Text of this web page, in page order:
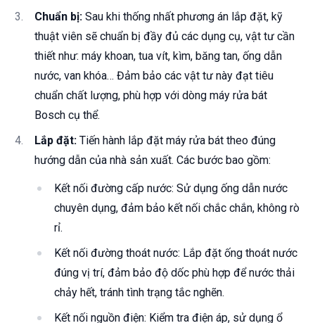
Chuẩn bị: Sau khi thống nhất phương án lắp đặt, kỹ
thuật viên sẽ chuẩn bị đầy đủ các dụng cụ, vật tư cần
thiết như: máy khoan, tua vít, kìm, băng tan, ống dẫn
nước, van khóa… Đảm bảo các vật tư này đạt tiêu
chuẩn chất lượng, phù hợp với dòng máy rửa bát
Bosch cụ thể.
Lắp đặt: Tiến hành lắp đặt máy rửa bát theo đúng
hướng dẫn của nhà sản xuất. Các bước bao gồm:
Kết nối đường cấp nước: Sử dụng ống dẫn nước
chuyên dụng, đảm bảo kết nối chắc chắn, không rò
rỉ.
Kết nối đường thoát nước: Lắp đặt ống thoát nước
đúng vị trí, đảm bảo độ dốc phù hợp để nước thải
chảy hết, tránh tình trạng tắc nghẽn.
Kết nối nguồn điện: Kiểm tra điện áp, sử dụng ổ